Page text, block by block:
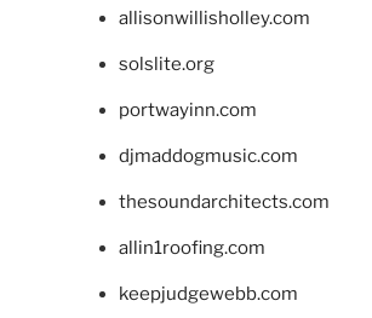
allisonwillisholley.com
solslite.org
portwayinn.com
djmaddogmusic.com
thesoundarchitects.com
allin1roofing.com
keepjudgewebb.com